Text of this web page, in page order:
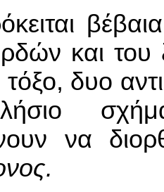
και
τόξο, δυο
να